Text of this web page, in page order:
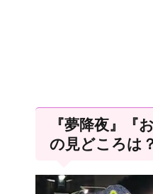
『夢降夜』『
の見どころは